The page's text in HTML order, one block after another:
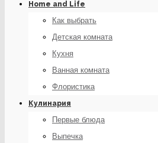
Home and Life
Как выбрать
Детская комната
Кухня
Ванная комната
Флористика
Кулинария
Первые блюда
Выпечка